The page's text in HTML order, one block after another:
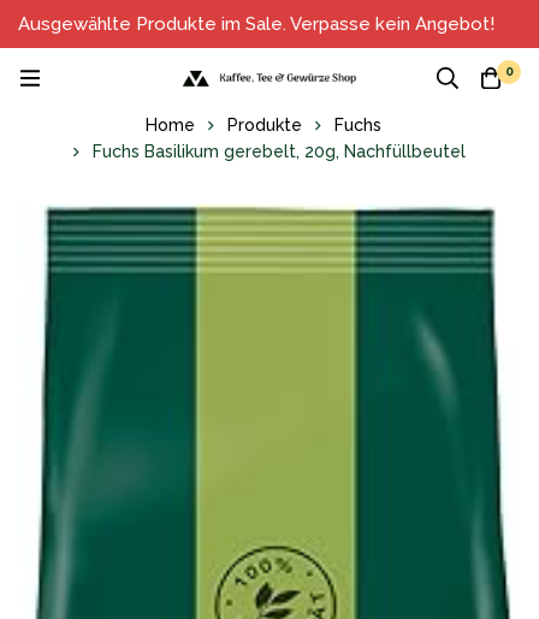
Ausgewählte Produkte im Sale. Verpasse kein Angebot!
0
Home Produkte
Fuchs
Fuchs Basilikum gerebelt, 20g, Nachfüllbeutel